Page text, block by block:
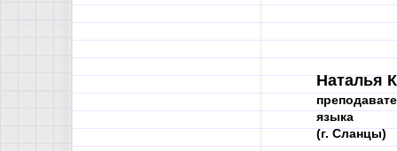
Наталья
языка
(г. Сланцы)